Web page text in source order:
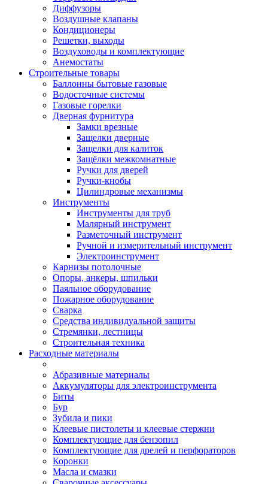
Диффузоры
Воздушные клапаны
Кондиционеры
Решетки, выходы
Воздуховоды и комплектующие
Анемостаты
Строительные товары
Баллонны бытовые газовые
Водосточные системы
Газовые горелки
Дверная фурнитура
Замки врезные
Защелки дверные
Защелки для калиток
Защёлки межкомнатные
Ручки для дверей
Ручки-кнобы
Цилиндровые механизмы
Инструменты
Инструменты для труб
Малярный инструмент
Разметочный инструмент
Ручной и измерительный инструмент
Электроинструмент
Карнизы потолочные
Опоры, анкеры, шпильки
Паяльное оборудование
Пожарное оборудование
Сварка
Средства индивидуальной защиты
Стремянки, лестницы
Строительная техника
Расходные материалы
Абразивные материалы
Аккумуляторы для электроинструмента
Биты
Бур
Зубила и пики
Клеевые пистолеты и клеевые стержни
Комплектующие для бензопил
Комплектующие для дрелей и перфораторов
Коронки
Масла и смазки